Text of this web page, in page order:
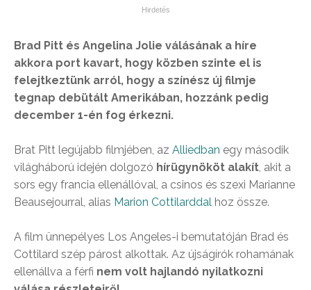
Brad Pitt és Angelina Jolie válásának a híre
akkora port kavart, hogy közben szinte el is
felejtkeztünk arról, hogy a színész új filmje
tegnap debütált Amerikában, hozzánk pedig
december 1-én fog érkezni.
Brat Pitt legújabb filmjében, az Alliedban egy második
világháború idején dolgozó hírügynököt alakít, akit a
sors egy francia ellenállóval, a csinos és szexi Marianne
Beausejourral, alias Marion Cottilarddal hoz össze.
A film ünnepélyes Los Angeles-i bemutatóján Brad és
Cottilard szép párost alkottak. Az újságírók rohamának
ellenállva a férfi nem volt hajlandó nyilatkozni